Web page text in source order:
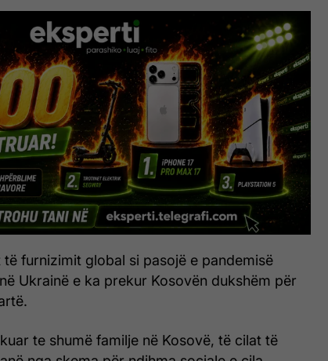
furnizimit global si pasojë e pandemisë
Ukrainë e ka prekur Kosovën dukshëm për
te shumë familje në Kosovë, të cilat të